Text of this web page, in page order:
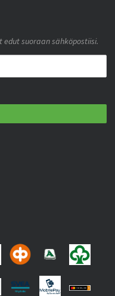
suoraan sähköpostiisi.